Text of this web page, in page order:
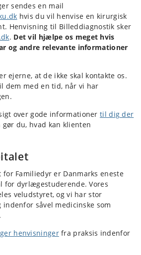
sendes en mail
hvis du vil henvise en kirurgisk
Henvisning til Billeddiagnostik sker
. Det vil hjælpe os meget hvis
og andre relevante informationer
ejerne, at de ikke skal kontakte os.
dem med en tid, når vi har
over gode informationer til dig der
gør du, hvad kan klienten
for Familiedyr er Danmarks eneste
for dyrlægestuderende. Vores
veludstyret, og vi har stor
såvel medicinske som
henvisninger fra praksis indenfor